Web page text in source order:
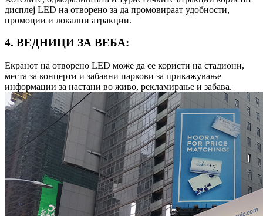
дисплеј LED на отворено за да промовираат удобности,
промоции и локални атракции.
4. ВЕДНИЦИ ЗА ВЕБА:
Екранот на отворено LED може да се користи на стадиони,
места за концерти и забавни паркови за прикажување
информации за настани во живо, рекламирање и забава.